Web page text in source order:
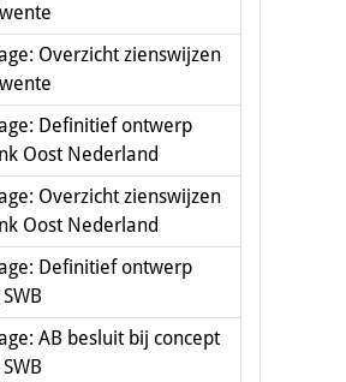
Overzicht zienswijzen
Definitief ontwerp
Oost Nederland
Overzicht zienswijzen
Oost Nederland
Definitief ontwerp
AB besluit bij concept